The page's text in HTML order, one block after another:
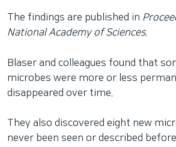
The findings are published in
National Academy of Sciences.
Blaser and colleagues found that
microbes were more or less
disappeared over time.
They also discovered eight new
never been seen or described